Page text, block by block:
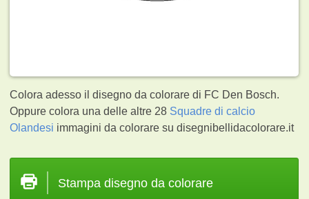
Colora adesso il disegno da colorare di FC Den Bosch.
Oppure colora una delle altre 28 Squadre di calcio
Olandesi immagini da colorare su disegnibellidacolorare.it
Stampa disegno da colorare